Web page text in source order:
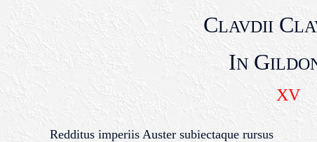
CLAVDIIC
ING
XV
Redditus imperiis Auster subiectaque rursus